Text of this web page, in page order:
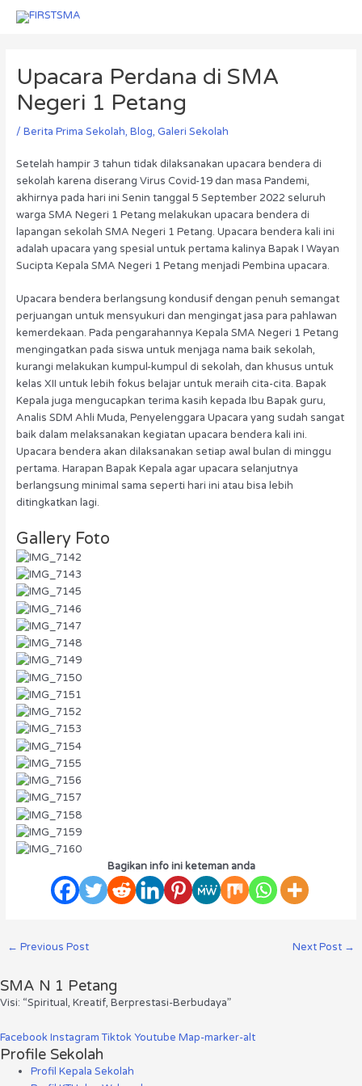
Upacara Perdana di SMA
Negeri 1 Petang
/ Berita Prima Sekolah, Blog, Galeri Sekolah
Setelah hampir 3 tahun tidak dilaksanakan upacara bendera di
sekolah karena diserang Virus Covid-19 dan masa Pandemi,
akhirnya pada hari ini Senin tanggal 5 September 2022 seluruh
warga SMA Negeri 1 Petang melakukan upacara bendera di
lapangan sekolah SMA Negeri 1 Petang. Upacara bendera kali ini
adalah upacara yang spesial untuk pertama kalinya Bapak I Wayan
Sucipta Kepala SMA Negeri 1 Petang menjadi Pembina upacara.
Upacara bendera berlangsung kondusif dengan penuh semangat
perjuangan untuk mensyukuri dan mengingat jasa para pahlawan
kemerdekaan. Pada pengarahannya Kepala SMA Negeri 1 Petang
mengingatkan pada siswa untuk menjaga nama baik sekolah,
kurangi melakukan kumpul-kumpul di sekolah, dan khusus untuk
kelas XII untuk lebih fokus belajar untuk meraih cita-cita. Bapak
Kepala juga mengucapkan terima kasih kepada Ibu Bapak guru,
Analis SDM Ahli Muda, Penyelenggara Upacara yang sudah sangat
baik dalam melaksanakan kegiatan upacara bendera kali ini.
Upacara bendera akan dilaksanakan setiap awal bulan di minggu
pertama. Harapan Bapak Kepala agar upacara selanjutnya
berlangsung minimal sama seperti hari ini atau bisa lebih
ditingkatkan lagi.
Gallery Foto
Bagikan info ini keteman anda
← Previous Post Next Post →
SMA N 1 Petang
Visi: “Spiritual, Kreatif, Berprestasi-Berbudaya”
FacebookInstagram TiktokYoutube Map-marker-alt
Profile Sekolah
Profil Kepala Sekolah